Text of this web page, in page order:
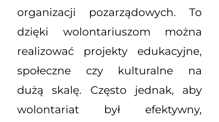
organizacji pozarządowych. To
dzięki wolontariuszom można
realizować projekty edukacyjne,
społeczne czy kulturalne na
dużą skalę. Często jednak, aby
wolontariat był efektywny,